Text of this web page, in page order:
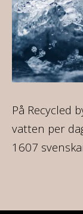
På Recycled
vatten per
1607